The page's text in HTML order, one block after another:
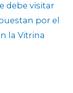
debe visitar
por el
la Vitrina